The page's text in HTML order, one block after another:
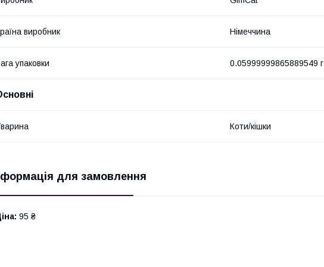
виробник Німеччина
упаковки 0.05999999865889549 г
Коти/кішки
для замовлення
95 ₴